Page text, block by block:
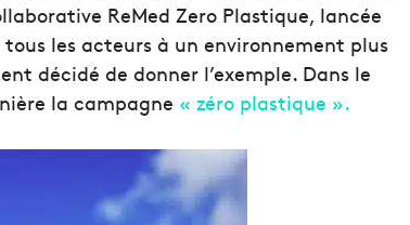
ReMed Zero Plastique, lancée
tous les acteurs à un environnement plus
décidé de donner l’exemple. Dans le
la campagne « zéro plastique ».